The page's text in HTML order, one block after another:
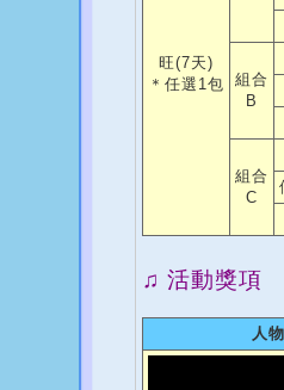
旺(7天)
＊任選1包
組合
B
組合
C
♫ 活動獎項
人